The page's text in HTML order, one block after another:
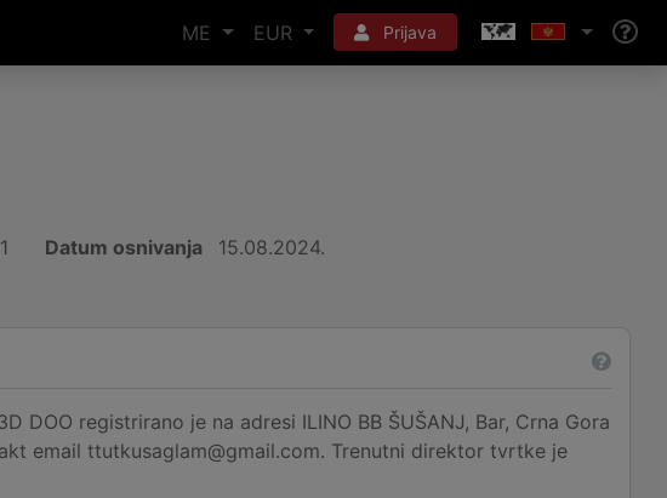
ME EUR Prijava
Datum osnivanja 15.08.2024.
DOO registrirano je na adresi ILINO BB ŠUŠANJ, Bar, Crna Gora
email ttutkusaglam@gmail.com. Trenutni direktor tvrtke je